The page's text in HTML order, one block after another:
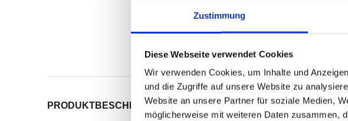
Zustimmung
Diese Webseite verwendet Cookies
Wir verwenden Cookies, um Inhalte und
und die Zugriffe auf unsere Website zu
Website an unsere Partner für soziale Medien,
möglicherweise mit weiteren Daten zusammen,
Nicht auf Lager
Print
PRODUKTBESCHREIBUNGALLE SPEZIFIKATIONENVARIANTEN